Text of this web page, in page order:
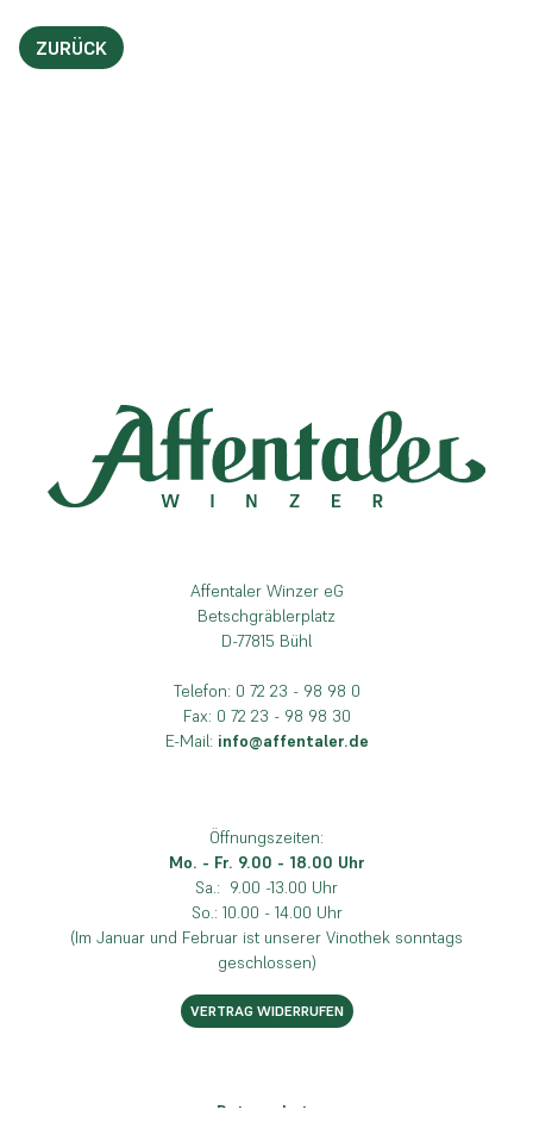
ZURÜCK
Affentaler Winzer eG
Betschgräblerplatz
D-77815 Bühl
Telefon: 0 72 23 - 98 98 0
Fax: 0 72 23 - 98 98 30
E-Mail: info@affentaler.de
Öffnungszeiten:
Mo. - Fr. 9.00 - 18.00 Uhr
Sa.: 9.00 -13.00 Uhr
So.: 10.00 - 14.00 Uhr
(Im Januar und Februar ist unserer Vinothek sonntags
geschlossen)
VERTRAG WIDERRUFEN
Datenschutz